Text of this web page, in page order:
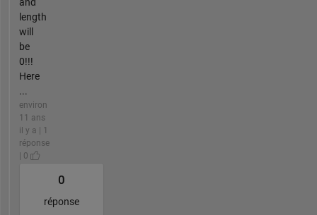
length
will
be
0!!!
Here
...
environ
11 ans
il y a | 1
réponse
| 0
0
réponse